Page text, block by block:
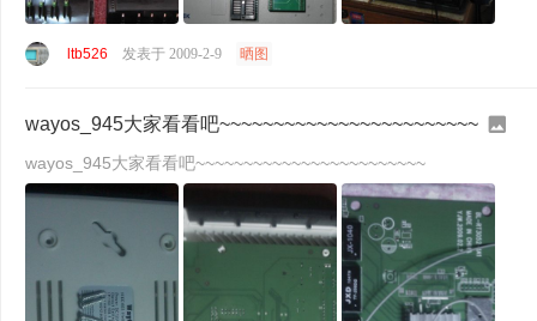
ltb526 发表于 2009-2-9 晒图
wayos_945大家看看吧~~~~~~~~~~~~~~~~~~~~~~~~
wayos_945大家看看吧~~~~~~~~~~~~~~~~~~~~~~~~